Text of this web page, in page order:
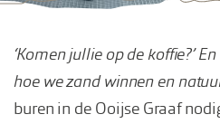
‘Komen jullie op de koffie?’
hoe we zand winnen en
buren in de Ooijse Graaf